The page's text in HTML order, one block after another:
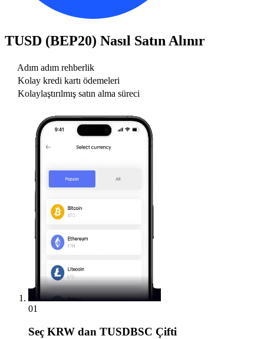
TUSD (BEP20) Nasıl Satın Alınır
Adım adım rehberlik
Kolay kredi kartı ödemeleri
Kolaylaştırılmış satın alma süreci
01
Seç KRW dan TUSDBSC Çifti